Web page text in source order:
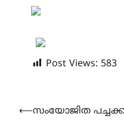
Post Views: 583
Post
⟵സംയോജിത